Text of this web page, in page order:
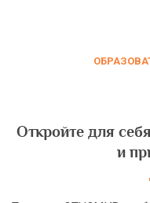
Откройте для
и